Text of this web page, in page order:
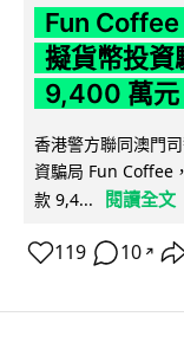
Fun Coffee
擬貨幣投資
9,400 萬元
香港警方聯同澳門
資騙局 Fun Coffee
款 9,4...
閱讀全文
119 10 ↗